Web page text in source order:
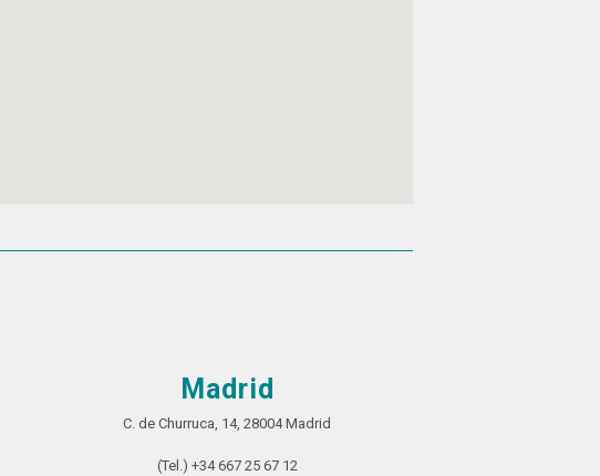
Madrid
C. de Churruca, 14, 28004 Madrid
(Tel.) +34 667 25 67 12